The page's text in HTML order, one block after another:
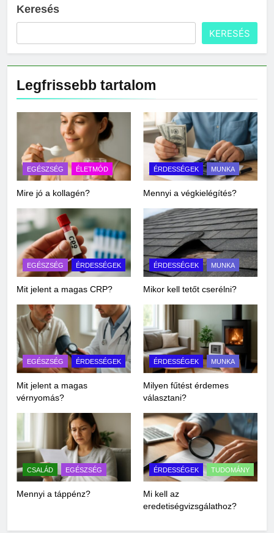
Keresés
KERESÉS
Legfrissebb tartalom
EGÉSZSÉG ÉLETMÓD
Mire jó a kollagén?
ÉRDESSÉGEK MUNKA
Mennyi a végkielégítés?
EGÉSZSÉG ÉRDESSÉGEK
Mit jelent a magas CRP?
ÉRDESSÉGEK MUNKA
Mikor kell tetőt cserélni?
EGÉSZSÉG ÉRDESSÉGEK
Mit jelent a magas
vérnyomás?
ÉRDESSÉGEK MUNKA
Milyen fűtést érdemes
választani?
CSALÁD EGÉSZSÉG
Mennyi a táppénz?
ÉRDESSÉGEK TUDOMÁNY
Mi kell az
eredetiségvizsgálathoz?